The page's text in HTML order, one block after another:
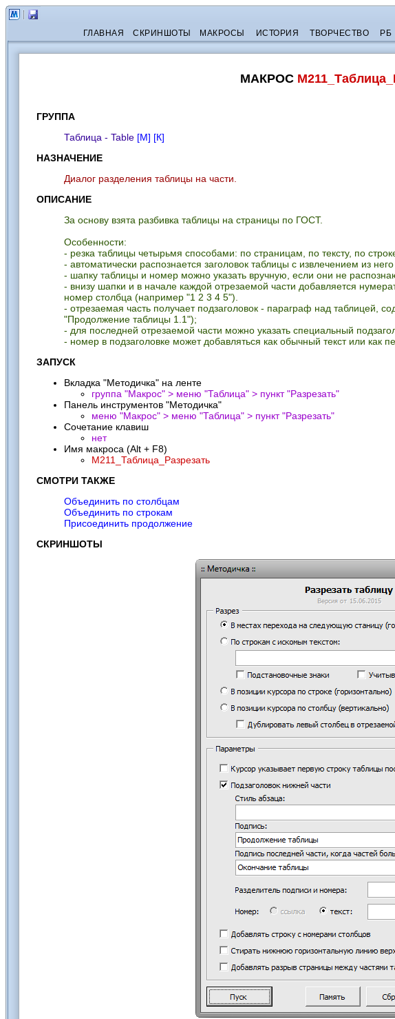
ГЛАВНАЯ СКРИНШОТЫ МАКРОСЫ ИСТОРИЯ ТВОРЧЕСТВО РБ
МАКРОС
ГРУППА
Таблица - Table [М] [К]
НАЗНАЧЕНИЕ
Диалог разделения таблицы на части.
ОПИСАНИЕ
За основу взята разбивка таблицы на страницы по ГОСТ.
Особенности:
- резка таблицы четырьмя способами: по страницам, по тексту, по
- автоматически распознается заголовок таблицы с извлечением из
- шапку таблицы и номер можно указать вручную, если они не
- внизу шапки и в начале каждой отрезаемой части добавляется
номер столбца (например "1 2 3 4 5").
- отрезаемая часть получает подзаголовок - параграф над таблицей,
"Продолжение таблицы 1.1");
- для последней отрезаемой части можно указать специальный
- номер в подзаголовке может добавляться как обычный текст или как
ЗАПУСК
Вкладка "Методичка" на ленте
группа "Макрос" > меню "Таблица" > пункт "Разрезать"
Панель инструментов "Методичка"
меню "Макрос" > меню "Таблица" > пункт "Разрезать"
Сочетание клавиш
нет
Имя макроса (Alt + F8)
M211_Таблица_Разрезать
СМОТРИ ТАКЖЕ
Объединить по столбцам
Объединить по строкам
Присоединить продолжение
СКРИНШОТЫ